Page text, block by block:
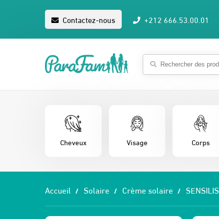
Contactez-nous +212 666.53.00.01
Cheveux Visage Corps
Accueil Solaire Crème solaire